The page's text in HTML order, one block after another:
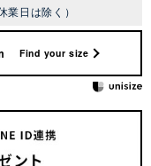
業日は除く）
Find your size